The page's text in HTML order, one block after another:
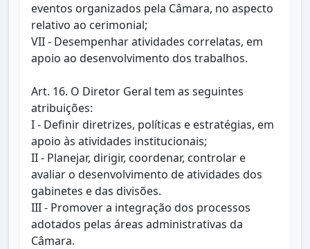
eventos organizados pela Câmara, no aspecto
relativo ao cerimonial;
VII - Desempenhar atividades correlatas, em
apoio ao desenvolvimento dos trabalhos.
Art. 16. O Diretor Geral tem as seguintes
atribuições:
I - Definir diretrizes, políticas e estratégias, em
apoio às atividades institucionais;
II - Planejar, dirigir, coordenar, controlar e
avaliar o desenvolvimento de atividades dos
gabinetes e das divisões.
III - Promover a integração dos processos
adotados pelas áreas administrativas da
Câmara.